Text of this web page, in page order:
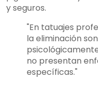
y seguros.
"En tatuajes
la eliminación
no presentan
específicas."